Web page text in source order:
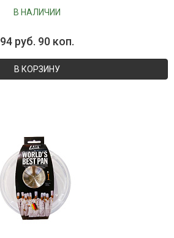
В НАЛИЧИИ
94 руб. 90 коп.
В КОРЗИНУ